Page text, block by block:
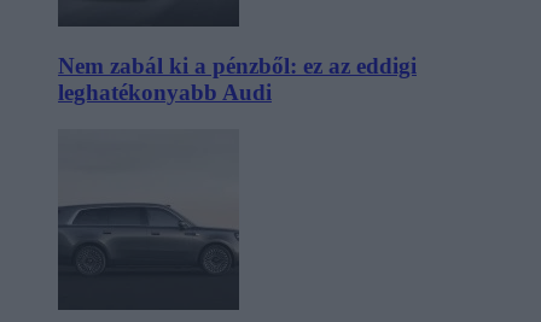
Nem zabál ki a pénzből: ez az eddigi
leghatékonyabb Audi